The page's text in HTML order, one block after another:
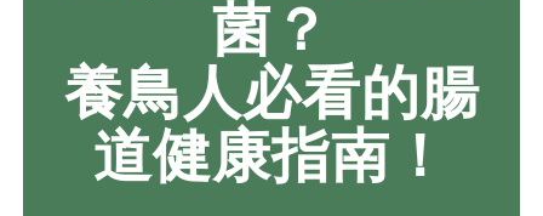
菌？
養鳥人必看的腸
道健康指南！